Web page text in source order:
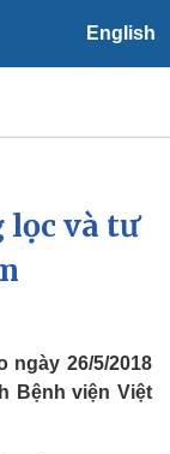
English
tiết
lọc và tư
ngày 26/5/2018
Bệnh viện Việt